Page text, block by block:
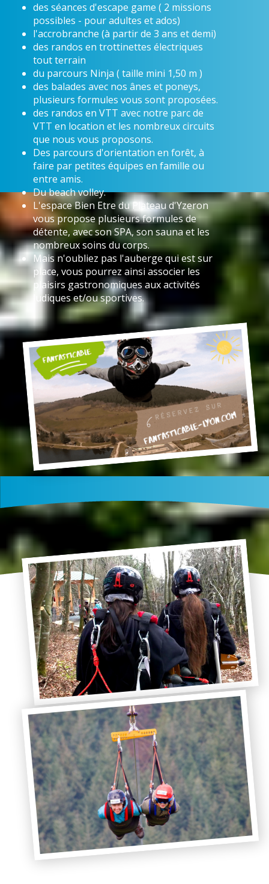
des séances d'escape game ( 2 missions
possibles - pour adultes et ados)
l'accrobranche (à partir de 3 ans et demi)
des randos en trottinettes électriques
tout terrain
du parcours Ninja ( taille mini 1,50 m )
des balades avec nos ânes et poneys,
plusieurs formules vous sont proposées.
des randos en VTT avec notre parc de
VTT en location et les nombreux circuits
que nous vous proposons.
Des parcours d'orientation en forêt, à
faire par petites équipes en famille ou
entre amis.
Du beach volley.
L'espace Bien Etre du Plateau d'Yzeron
vous propose plusieurs formules de
détente, avec son SPA, son sauna et les
nombreux soins du corps.
Mais n'oubliez pas l'auberge qui est sur
place, vous pourrez ainsi associer les
plaisirs gastronomiques aux activités
ludiques et/ou sportives.